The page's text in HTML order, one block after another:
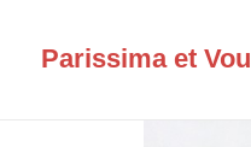
Parissima et